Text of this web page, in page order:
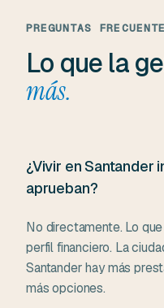
PREGUNTAS
Lo que la
más.
¿Vivir en Santander
aprueban?
No directamente. Lo
perfil financiero. La
Santander hay más
más opciones.